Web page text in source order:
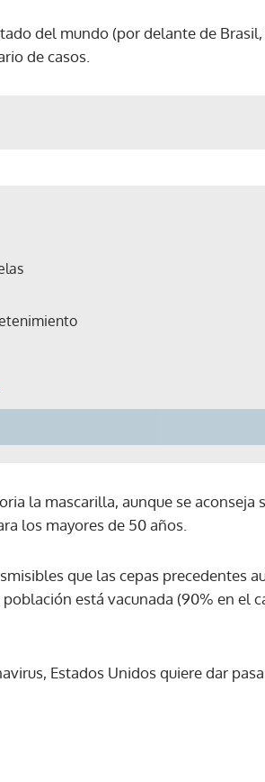
del mundo (por delante de Brasil,
de casos.
la mascarilla, aunque se aconseja
los mayores de 50 años.
que las cepas precedentes
está vacunada (90% en el
Estados Unidos quiere dar